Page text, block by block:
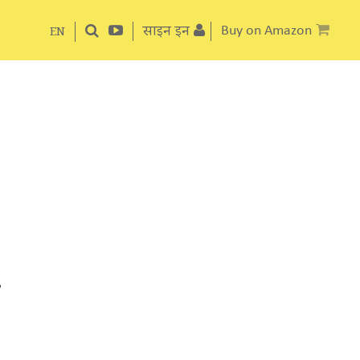
EN साइन इन Buy on Amazon